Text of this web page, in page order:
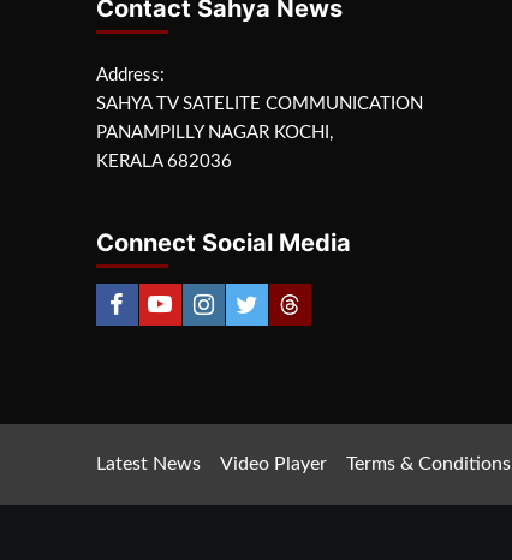
Contact Sahya News
Address:
SAHYA TV SATELITE COMMUNICATION
PANAMPILLY NAGAR KOCHI,
KERALA 682036
Connect Social Media
Latest News Video Player Terms & Conditions